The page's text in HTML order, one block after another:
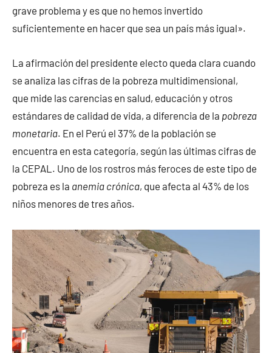
grave problema y es que no hemos invertido
suficientemente en hacer que sea un país más igual».
La afirmación del presidente electo queda clara cuando
se analiza las cifras de la pobreza multidimensional,
que mide las carencias en salud, educación y otros
estándares de calidad de vida, a diferencia de la pobreza
monetaria. En el Perú el 37% de la población se
encuentra en esta categoría, según las últimas cifras de
la CEPAL. Uno de los rostros más feroces de este tipo de
pobreza es la anemia crónica, que afecta al 43% de los
niños menores de tres años.